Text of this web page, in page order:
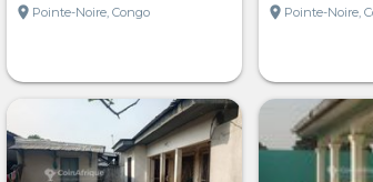
location_on Pointe-Noire, Congo
location_on Pointe-Noire,